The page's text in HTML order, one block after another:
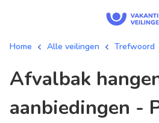
Home Alle veilingen Trefwoord
afvalbak hangend /
aanbiedingen -